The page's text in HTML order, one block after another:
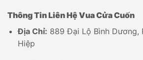
Thông Tin Liên Hệ Vua Cửa Cuốn
Địa Chỉ: 889 Đại Lộ Bình Dương,
Hiệp